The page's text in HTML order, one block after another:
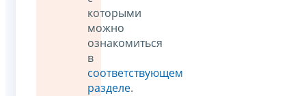
которыми
можно
ознакомиться
в
соответствующем
разделе.